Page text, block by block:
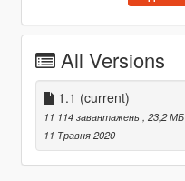
All Versions
1.1 (current)
11 114 завантажень
, 23,2 МБ
11 Травня 2020